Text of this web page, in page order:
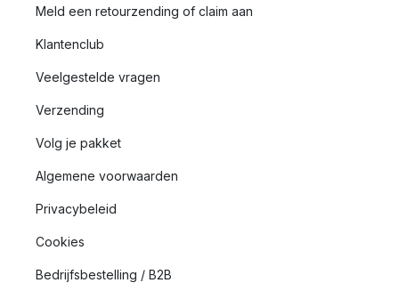
Meld een retourzending of claim aan
Klantenclub
Veelgestelde vragen
Verzending
Volg je pakket
Algemene voorwaarden
Privacybeleid
Cookies
Bedrijfsbestelling / B2B